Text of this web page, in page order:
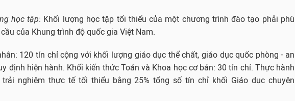
học tập: Khối lượng học tập tối thiểu của một chương trình đào tạo phải phù
của Khung trình độ quốc gia Việt Nam.
120 tín chỉ cộng với khối lượng giáo dục thể chất, giáo dục quốc phòng - an
định hiện hành. Khối kiến thức Toán và Khoa học cơ bản: 30 tín chỉ. Thực hành
trải nghiệm thực tế tối thiểu bằng 25% tổng số tín chỉ khối Giáo dục chuyên